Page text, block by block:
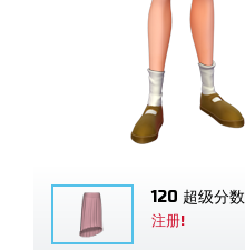
120 超级分数
注册!